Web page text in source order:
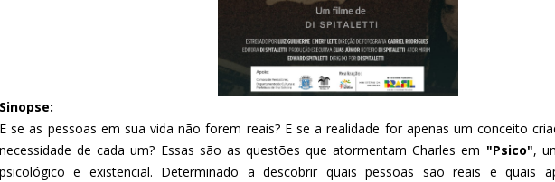
Sinopse:
E se as pessoas em sua vida não forem reais? E se a realidade for apenas um conceito
necessidade de cada um? Essas são as questões que atormentam Charles em "Psico",
psicológico e existencial. Determinado a descobrir quais pessoas são reais e quais